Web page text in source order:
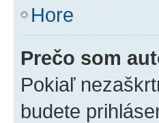
Hore
Prečo som
Pokiaľ
budete